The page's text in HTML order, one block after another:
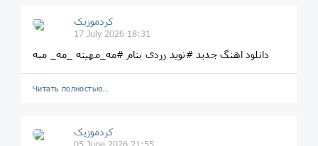
کردموزیک
17 July 2026 18:31
دانلود اهنگ جدید #نوید زردی بنام #مه_مهینه _مه_ مبه
Читать полностью…
کردموزیک
05 June 2026 21:55